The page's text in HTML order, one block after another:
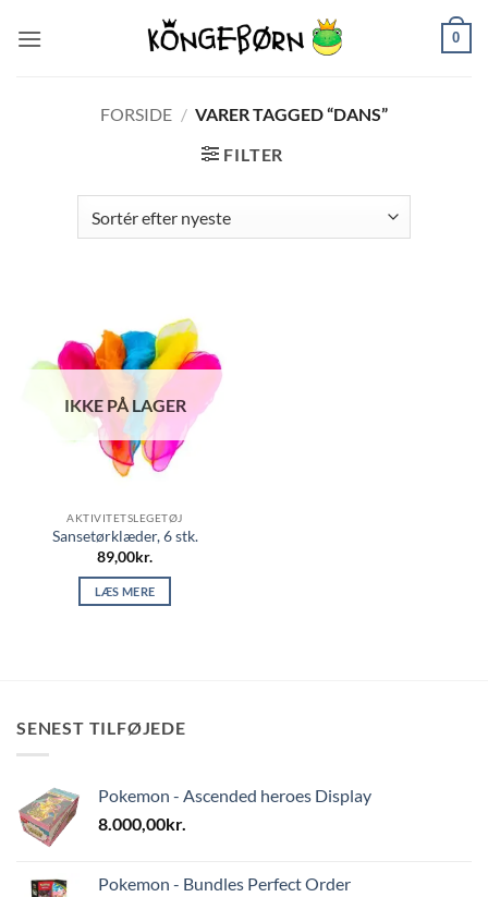
0
FORSIDE / VARER TAGGED “DANS”
FILTER
IKKE PÅ LAGER
AKTIVITETSLEGETØJ
Sansetørklæder, 6 stk.
89,00kr.
LÆS MERE
SENEST TILFØJEDE
Pokemon - Ascended heroes Display
8.000,00kr.
Pokemon - Bundles Perfect Order